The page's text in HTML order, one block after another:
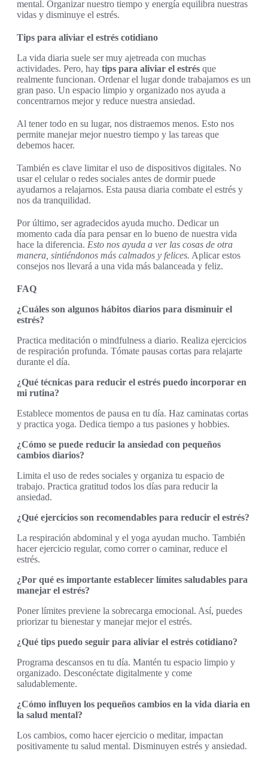
mental. Organizar nuestro tiempo y energía equilibra nuestras
vidas y disminuye el estrés.
Tips para aliviar el estrés cotidiano
La vida diaria suele ser muy ajetreada con muchas
actividades. Pero, hay tips para aliviar el estrés que
realmente funcionan. Ordenar el lugar donde trabajamos es un
gran paso. Un espacio limpio y organizado nos ayuda a
concentrarnos mejor y reduce nuestra ansiedad.
Al tener todo en su lugar, nos distraemos menos. Esto nos
permite manejar mejor nuestro tiempo y las tareas que
debemos hacer.
También es clave limitar el uso de dispositivos digitales. No
usar el celular o redes sociales antes de dormir puede
ayudarnos a relajarnos. Esta pausa diaria combate el estrés y
nos da tranquilidad.
Por último, ser agradecidos ayuda mucho. Dedicar un
momento cada día para pensar en lo bueno de nuestra vida
hace la diferencia. Esto nos ayuda a ver las cosas de otra
manera, sintiéndonos más calmados y felices. Aplicar estos
consejos nos llevará a una vida más balanceada y feliz.
FAQ
¿Cuáles son algunos hábitos diarios para disminuir el
estrés?
Practica meditación o mindfulness a diario. Realiza ejercicios
de respiración profunda. Tómate pausas cortas para relajarte
durante el día.
¿Qué técnicas para reducir el estrés puedo incorporar en
mi rutina?
Establece momentos de pausa en tu día. Haz caminatas cortas
y practica yoga. Dedica tiempo a tus pasiones y hobbies.
¿Cómo se puede reducir la ansiedad con pequeños
cambios diarios?
Limita el uso de redes sociales y organiza tu espacio de
trabajo. Practica gratitud todos los días para reducir la
ansiedad.
¿Qué ejercicios son recomendables para reducir el estrés?
La respiración abdominal y el yoga ayudan mucho. También
hacer ejercicio regular, como correr o caminar, reduce el
estrés.
¿Por qué es importante establecer límites saludables para
manejar el estrés?
Poner límites previene la sobrecarga emocional. Así, puedes
priorizar tu bienestar y manejar mejor el estrés.
¿Qué tips puedo seguir para aliviar el estrés cotidiano?
Programa descansos en tu día. Mantén tu espacio limpio y
organizado. Desconéctate digitalmente y come
saludablemente.
¿Cómo influyen los pequeños cambios en la vida diaria en
la salud mental?
Los cambios, como hacer ejercicio o meditar, impactan
positivamente tu salud mental. Disminuyen estrés y ansiedad.